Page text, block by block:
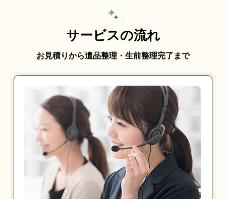
サービスの流れ
お見積りから遺品整理・生前整理完了まで